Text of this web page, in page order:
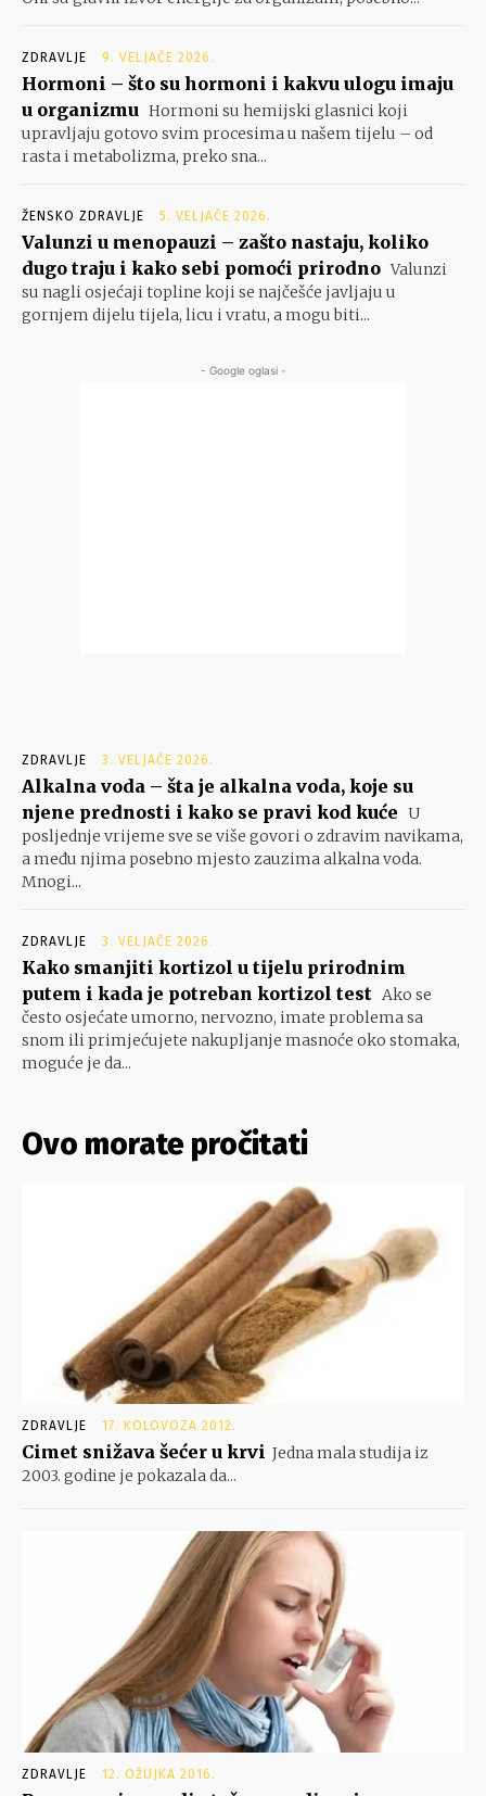
ZDRAVLJE 9. VELJAČE 2026.
Hormoni – što su hormoni i kakvu ulogu imaju
u organizmu Hormoni su hemijski glasnici koji
upravljaju gotovo svim procesima u našem tijelu – od
rasta i metabolizma, preko sna...
ŽENSKO ZDRAVLJE 5. VELJAČE 2026.
Valunzi u menopauzi – zašto nastaju, koliko
dugo traju i kako sebi pomoći prirodno Valunzi
su nagli osjećaji topline koji se najčešće javljaju u
gornjem dijelu tijela, licu i vratu, a mogu biti...
- Google oglasi -
ZDRAVLJE 3. VELJAČE 2026.
Alkalna voda – šta je alkalna voda, koje su
njene prednosti i kako se pravi kod kuće U
posljednje vrijeme sve se više govori o zdravim navikama,
a među njima posebno mjesto zauzima alkalna voda.
Mnogi...
ZDRAVLJE 3. VELJAČE 2026.
Kako smanjiti kortizol u tijelu prirodnim
putem i kada je potreban kortizol test Ako se
često osjećate umorno, nervozno, imate problema sa
snom ili primjećujete nakupljanje masnoće oko stomaka,
moguće je da...
Ovo morate pročitati
ZDRAVLJE 17. KOLOVOZA 2012.
Cimet snižava šećer u krvi Jedna mala studija iz
2003. godine je pokazala da...
ZDRAVLJE 12. OŽUJKA 2016.